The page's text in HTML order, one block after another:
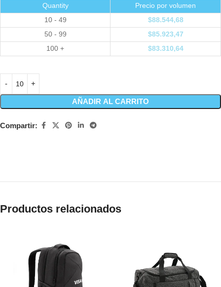
Quantity
Precio por volumen
10 - 49
$88.544,68
50 - 99
$85.923,47
100 +
$83.310,64
AÑADIR AL CARRITO
Compartir:
Productos relacionados